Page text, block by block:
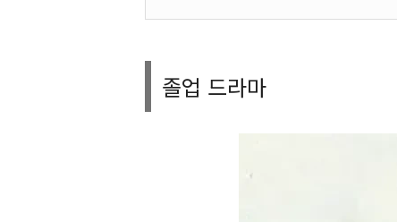
졸업 드라마